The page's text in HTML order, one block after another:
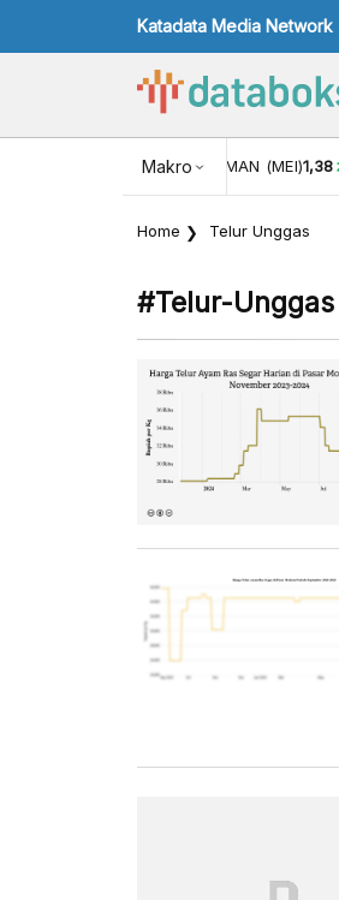
Katadata Media Network
Makro
NILAI TUKAR USD/IDR17.916
Home Telur Unggas
#telur-Unggas